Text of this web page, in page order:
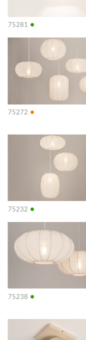
75281 •
75272 •
Info
75232 •
Info
75238 •
Info
Info